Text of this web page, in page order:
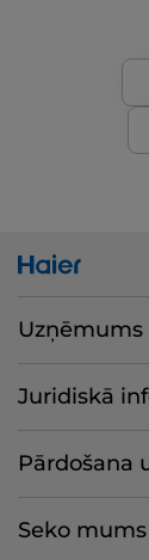
Uzņēmums
Juridiskā
Pārdošana
Seko mums